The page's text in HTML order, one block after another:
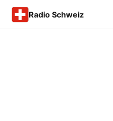
Radio Schweiz